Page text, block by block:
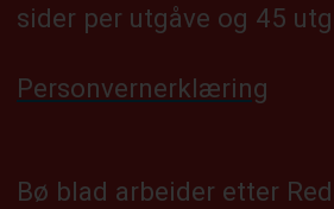
sider per utgåve og 45
Personvernerklæring
Bø blad arbeider etter